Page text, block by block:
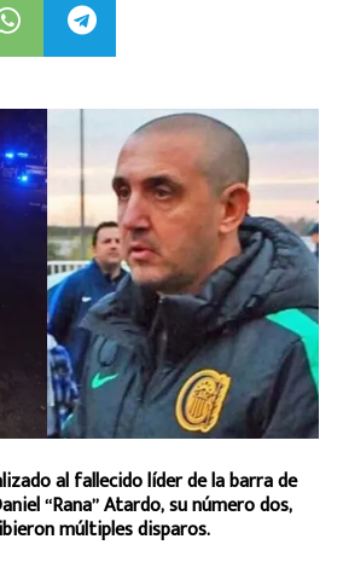
al fallecido líder de la barra de
“Rana” Atardo, su número dos,
múltiples disparos.